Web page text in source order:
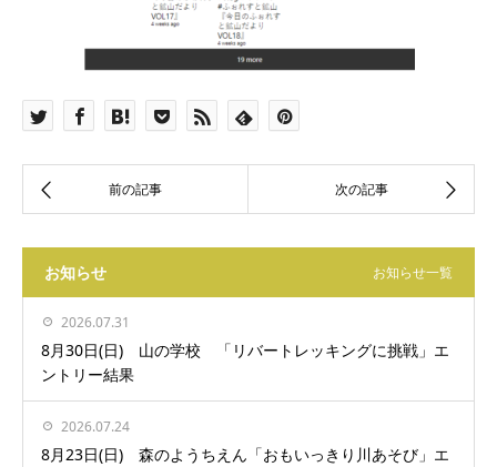
お知らせ お知らせ一覧
2026.07.31
8月30日(日) 山の学校 「リバートレッキングに挑戦」エ
ントリー結果
2026.07.24
8月23日(日) 森のようちえん「おもいっきり川あそび」エ